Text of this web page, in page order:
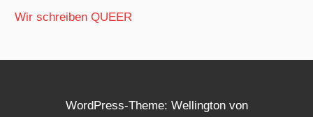
Wir schreiben QUEER
WordPress-Theme: Wellington von